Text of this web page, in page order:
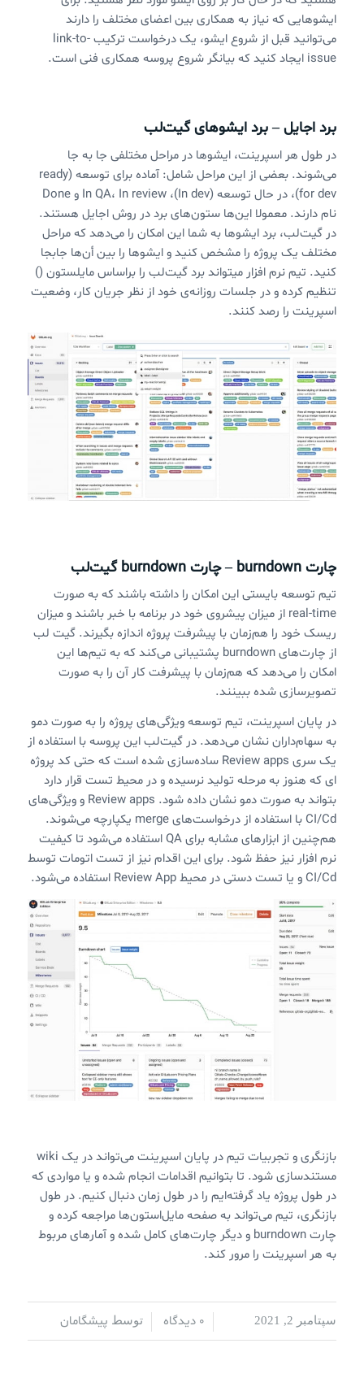
ایشوهایی که نیاز به همکاری بین اعضای مختلف را دارند
می‌توانید قبل از شروع ایشو، یک درخواست ترکیب link-to-
issue ایجاد کنید که بیانگر شروع پروسه همکاری فنی است.
برد اجایل – برد ایشوهای گیت‌لب
در طول هر اسپرینت، ایشوها در مراحل مختلفی جا به جا
می‌شوند. بعضی از این مراحل شامل: آماده برای توسعه (ready
for dev)، در حال توسعه (In dev)، In QA، In review و Done
نام دارند. معمولا این‌ها ستون‌های برد در روش اجایل هستند.
در گیت‌لب، برد ایشوها به شما این امکان را می‌دهد که مراحل
مختلف یک پروژه را مشخص کنید و ایشوها را بین أن‌ها جابجا
کنید. تیم نرم افزار میتواند برد گیت‌لب را براساس مایلستون ()
تنظیم کرده و در جلسات روزانه‌ی خود از نظر جریان کار، وضعیت
اسپرینت را رصد کنند.
چارت burndown – چارت burndown گیت‌لب
تیم توسعه بایستی این امکان را داشته باشند که به صورت
real-time از میزان پیشروی خود در برنامه با خبر باشند و میزان
ریسک خود را هم‌زمان با پیشرفت پروژه اندازه بگیرند. گیت لب
از چارت‌های burndown پشتیبانی می‌کند که به تیم‌ها این
امکان را می‌دهد که هم‌زمان با پیشرفت کار آن را به صورت
تصویرسازی شده ببینند.
در پایان اسپرینت، تیم توسعه ویژگی‌های پروژه را به صورت دمو
به سهام‌داران نشان می‌دهد. در گیت‌لب این پروسه با استفاده از
یک سری Review apps ساده‌سازی شده است که حتی کد پروژه
ای که هنوز به مرحله تولید نرسیده و در محیط تست قرار دارد
بتواند به صورت دمو نشان داده شود. Review apps و ویژگی‌های
CI/Cd با استفاده از درخواست‌های merge یکپارچه می‌شوند.
هم‌چنین از ابزارهای مشابه برای QA استفاده می‌شود تا کیفیت
نرم افزار نیز حفظ شود. برای این اقدام نیز از تست اتومات توسط
CI/Cd و یا تست دستی در محیط Review App استفاده می‌شود.
بازنگری و تجربیات تیم در پایان اسپرینت می‌تواند در یک wiki‌
مستندسازی شود. تا بتوانیم اقدامات انجام شده و یا مواردی که
در طول پروژه یاد گرفته‌ایم را در طول زمان دنبال کنیم. در طول
بازنگری، تیم می‌تواند به صفحه مایل‌استون‌ها مراجعه کرده و
چارت burndown و دیگر چارت‌های کامل شده و آمارهای مربوط
به هر اسپرینت را مرور کند.
سپتامبر 2, 2021 / 0 دیدگاه/ توسط پیشگامان